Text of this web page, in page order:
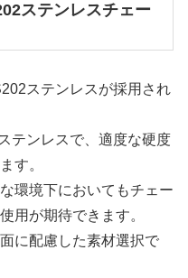
ステンレスチェー
ステンレスが採用され
テンレスで、適度な硬度
す。
環境下においてもチェー
用が期待できます。
に配慮した素材選択で